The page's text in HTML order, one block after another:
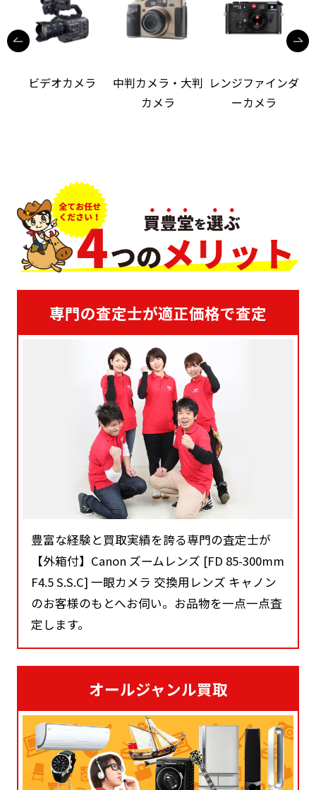
ビデオカメラ
中判カメラ・大判
カメラ
レンジファインダ
ーカメラ
専門の査定士が適正価格で査定
豊富な経験と買取実績を誇る専門の査定士が
【外箱付】Canon ズームレンズ [FD 85-300mm
F4.5 S.S.C] 一眼カメラ 交換用レンズ キャノン
のお客様のもとへお伺い。お品物を一点一点査
定します。
オールジャンル買取